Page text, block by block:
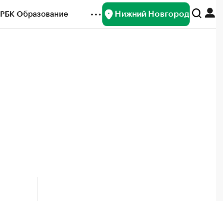
РБК Образование Нижний Новгород